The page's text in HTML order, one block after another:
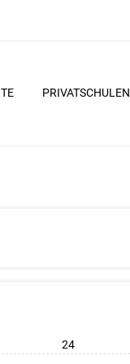
PRIVATSCHULEN
24